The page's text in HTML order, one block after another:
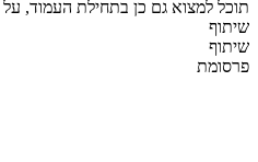
תוכל למצוא גם כן בתחילת העמוד,
שיתוף
שיתוף
פרסומת